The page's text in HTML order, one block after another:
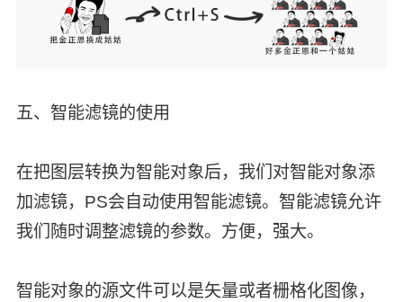
五、智能滤镜的使用
在把图层转换为智能对象后，我们对智能对象添
加滤镜，PS会自动使用智能滤镜。智能滤镜允许
我们随时调整滤镜的参数。方便，强大。
智能对象的源文件可以是矢量或者栅格化图像，